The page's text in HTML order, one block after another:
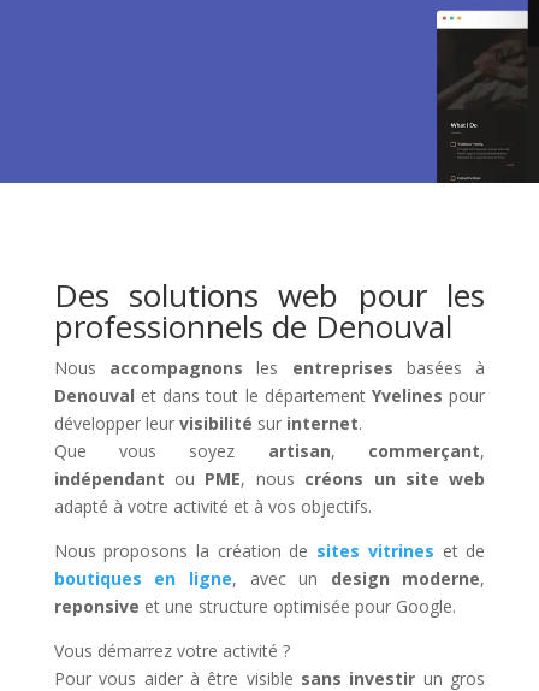
Des solutions web pour les
professionnels de Denouval
Nous accompagnons les entreprises basées à
Denouval et dans tout le départementYvelines pour
développer leur visibilité sur internet.
Que vous soyez artisan, commerçant,
indépendant ou PME, nous créons un site web
adapté à votre activité et à vos objectifs.
Nous proposons la création de sites vitrines et de
boutiques en ligne, avec un design moderne,
reponsive et une structure optimisée pour Google.
Vous démarrez votre activité ?
Pour vous aider à être visible sans investir un gros